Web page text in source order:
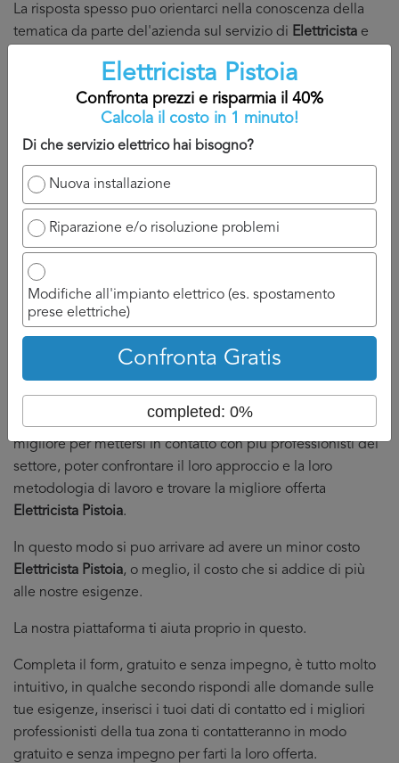
La risposta spesso puo orientarci nella conoscenza della
tematica da parte del'azienda sul servizio di Elettricista e
meglio alle nostre esigenze.
Confronta prezzi
4. Come confrontare diversi
preventivi Elettricista Pistoia
Avendo letto la nostra guida fino a qui, avrete capito che
confrontare più preventivi
migliore per mettersi in contatto con più professionisti del
settore, poter confrontare il loro approccio e la loro
metodologia di lavoro e trovare la migliore offerta
Elettricista Pistoia.
In questo modo si puo arrivare ad avere un minor costo
Elettricista Pistoia, o meglio, il costo che si addice di più
alle nostre esigenze.
La nostra piattaforma ti aiuta proprio in questo.
Completa il form, gratuito e senza impegno, è tutto molto
intuitivo, in qualche secondo rispondi alle domande sulle
tue esigenze, inserisci i tuoi dati di contatto ed i migliori
professionisti della tua zona ti contatteranno in modo
gratuito e senza impegno per farti la loro offerta.
Elettricista Pistoia
Confronta prezzi e risparmia il 40%
Calcola il costo in 1 minuto!
Di che servizio elettrico hai bisogno?
Nuova installazione
Riparazione e/o risoluzione problemi
Modifiche all'impianto elettrico (es. spostamento
prese elettriche)
Confronta Gratis
completed: 0%